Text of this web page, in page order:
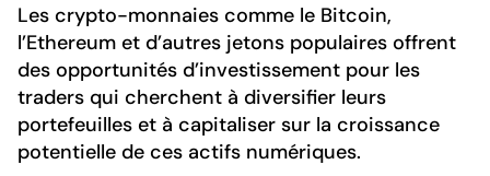
Les crypto-monnaies comme le Bitcoin,
l’Ethereum et d’autres jetons populaires offrent
des opportunités d’investissement pour les
traders qui cherchent à diversifier leurs
portefeuilles et à capitaliser sur la croissance
potentielle de ces actifs numériques.